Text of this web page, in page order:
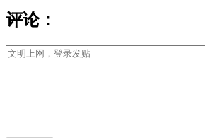
评论：